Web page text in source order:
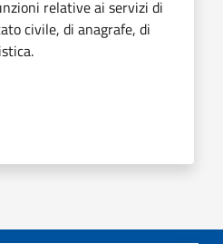
relative ai servizi di
civile, di anagrafe, di